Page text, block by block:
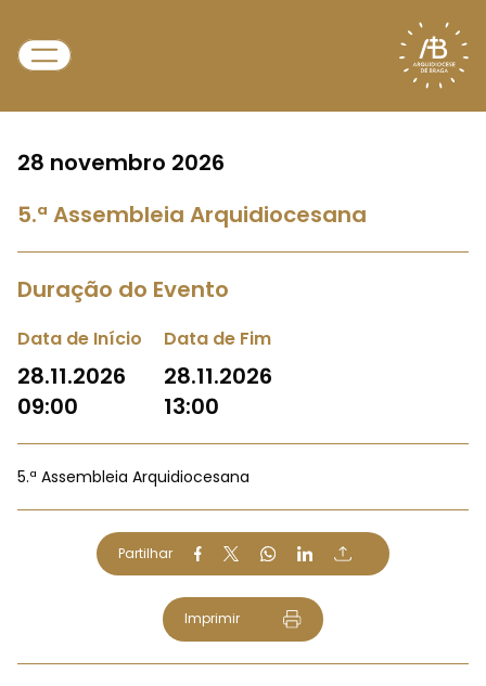
28 novembro 2026
5.ª Assembleia Arquidiocesana
Duração do Evento
Data de Início
28.11.2026
09:00
Data de Fim
28.11.2026
13:00
5.ª Assembleia Arquidiocesana
Partilhar
Imprimir